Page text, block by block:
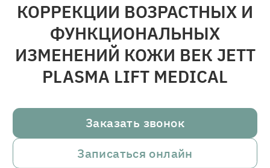
КОРРЕКЦИИ ВОЗРАСТНЫХ И
ФУНКЦИОНАЛЬНЫХ
ИЗМЕНЕНИЙ КОЖИ ВЕК JETT
PLASMA LIFT MEDICAL
Заказать звонок
Записаться онлайн